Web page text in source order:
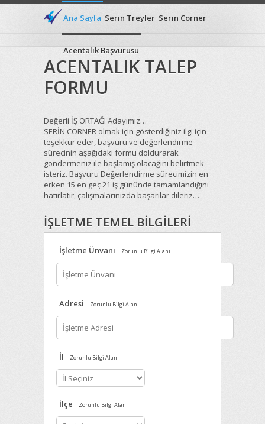
Ana Sayfa Serin Treyler Serin Corner
Acentalık Başvurusu
ACENTALIK TALEP
FORMU
Değerli İŞ ORTAĞI Adayımız…
SERİN CORNER olmak için gösterdiğiniz ilgi için
teşekkür eder, başvuru ve değerlendirme
sürecinin aşağıdaki formu doldurarak
göndermeniz ile başlamış olacağını belirtmek
isteriz. Başvuru Değerlendirme sürecimizin en
erken 15 en geç 21 iş gününde tamamlandığını
hatırlatır, çalışmalarınızda başarılar dileriz…
İŞLETME TEMEL BİLGİLERİ
İşletme Ünvanı Zorunlu Bilgi Alanı
Adresi Zorunlu Bilgi Alanı
İl Zorunlu Bilgi Alanı
İlçe Zorunlu Bilgi Alanı